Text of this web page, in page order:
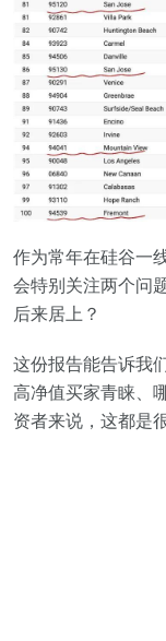
作为常年在硅谷一
会特别关注两个问
后来居上？
这份报告能告诉我
高净值买家青睐、
资者来说，这都是